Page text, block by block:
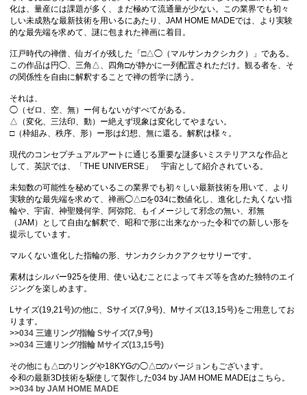
化は、量産には課題が多く、まだ極めて流通量が少ない。この業界でも初々
しい未成熟な最新技術を用いるにあたり、JAM HOME MADEでは、より実験
的な最先端を求めて、謎に包まれた禅画に着目。
江戸時代の禅僧、仙ガイが残した「□△◯（マルサンカクシカク）」である。
この作品は円◯、三角△、四角□が静かに一列配置されただけ。観る者を、そ
の関係性を自由に解釈することで禅の哲学に誘う。
それは、
◯（ゼロ、空、無）ー何もないがすべてがある。
△（変化、三法印、動）ー絶えず現象は変化してやまない。
□（枠組み、秩序、形）ー形は幻想、無に還る。解釈は様々。
現代のコンセプチュアルアートに通じる重要な謎多いミステリアスな作品と
して、英訳では、「THE UNIVERSE」 宇宙として紹介されている。
未知数の可能性を秘めているこの業界でも初々しい最新技術を用いて、より
実験的な最先端を求めて、禅画◯△□を034に数値化し、進化した丸くない指
輪や、宇宙、神聖幾何学、阿弥陀、もイメージして邪念の無い、邪無
（JAM）として自由な解釈で、昭和で形に出来なかった令和での新しい形を
提示しています。
マルくない進化した指輪の形、サンカクシカクアクセサリーです。
素材はシルバー925を使用、使い込むことによってキズ等を含めた独特のエイ
ジングを楽しめます。
Lサイズ(19,21号)の他に、Sサイズ(7,9号)、Mサイズ(13,15号)をご用意してお
ります。
>>034 三連リング/指輪 Sサイズ(7,9号)
>>034 三連リング/指輪 Mサイズ(13,15号)
その他にも△□のリングや18KYGの◯△□のバージョンもございます。
令和の最新3D技術を駆使して製作した034 by JAM HOME MADEはこちら。
>>034 by JAM HOME MADE